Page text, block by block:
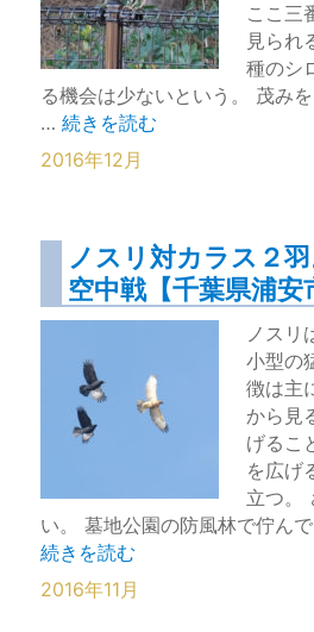
ここ三
見られ
種のシ
る機会は少ないという。 茂み
…“橙色鮮やかなお腹のアカハ
続きを読む
2016年12月
ノスリ対カラス２
空中戦【千葉県浦安
ノスリ
小型の
徴は主
から見
げるこ
を広げ
立つ。
い。 墓地公園の防風林で佇ん
“ノスリ対カラス２羽。見応え
続きを読む
2016年11月